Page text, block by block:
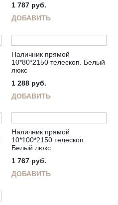
1 787 руб.
ДОБАВИТЬ
Наличник прямой
10*80*2150 телескоп. Белый
люкс
1 288 руб.
ДОБАВИТЬ
Наличник прямой
10*100*2150 телескоп.
Белый люкс
1 767 руб.
ДОБАВИТЬ